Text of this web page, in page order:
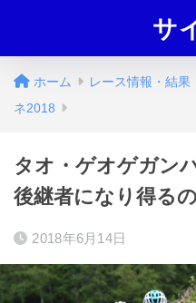
サ
ホーム レース情報・結果
ネ2018
タオ・ゲオゲガン
後継者になり得る
2018年6月14日